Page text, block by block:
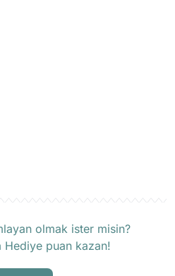
olmak ister misin?
Hediye puan kazan!